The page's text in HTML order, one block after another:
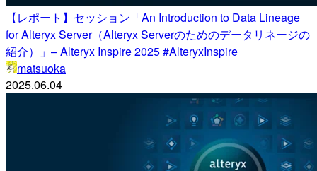
【レポート】セッション「An Introduction to Data Lineage
for Alteryx Server（Alteryx Serverのためのデータリネージの
紹介）」– Alteryx Inspire 2025 #AlteryxInspire
matsuoka
2025.06.04